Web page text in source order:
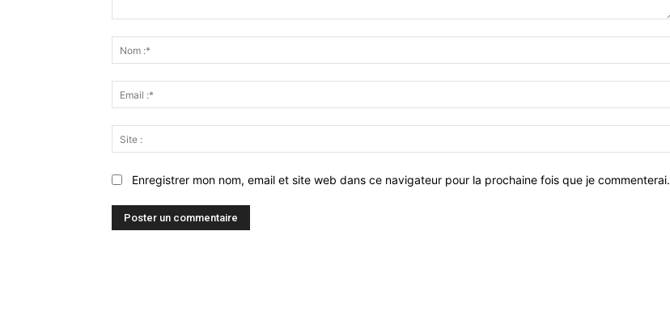
Enregistrer mon nom, email et site web dans ce navigateur pour la prochaine fois que je commenterai.